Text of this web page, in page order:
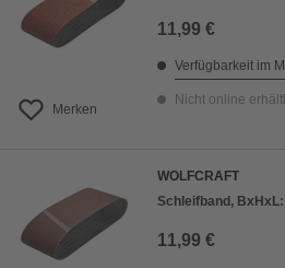
Merken
11,99 €
Verfügbarkeit im
Nicht online
WOLFCRAFT
Schleifband,
11,99 €